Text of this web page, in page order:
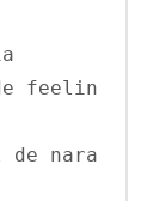
feelin
de nara